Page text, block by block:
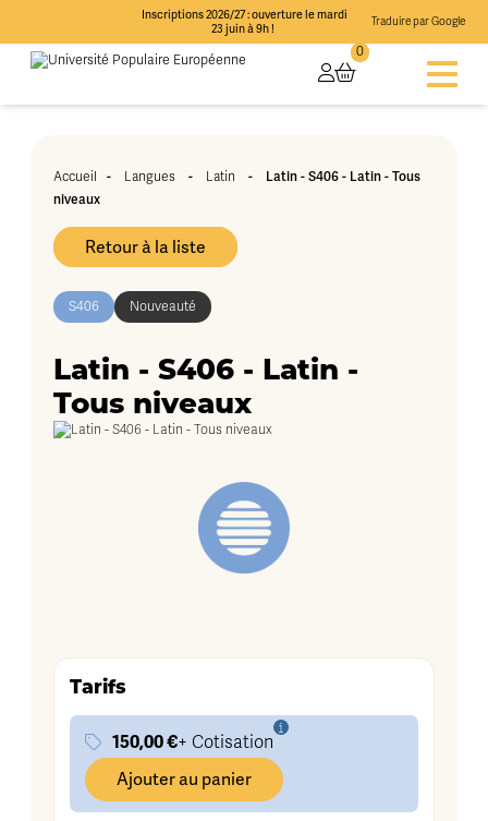
Inscriptions 2026/27 : ouverture le mardi
23 juin à 9h !
Traduire par Google
0
Accueil - Langues - Latin - Latin - S406 - Latin - Tous
niveaux
Retour à la liste
S406 Nouveauté
Latin - S406 - Latin -
Tous niveaux
Tarifs
150,00 €+ Cotisation
Ajouter au panier